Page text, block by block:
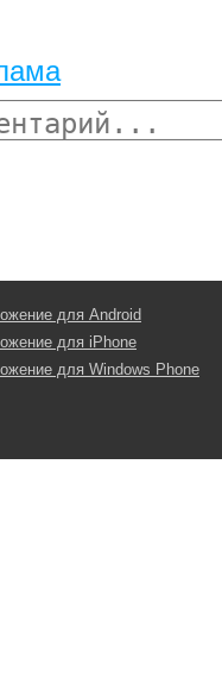
для Android
для iPhone
для Windows Phone